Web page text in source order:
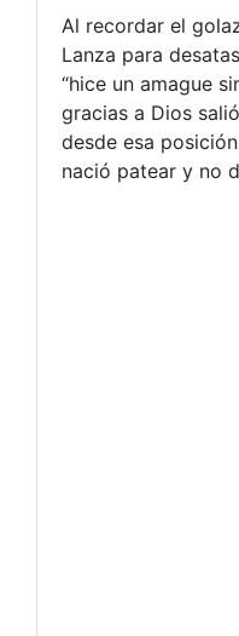
Al recordar el
Lanza para
“hice un amague
gracias a Dios
desde esa
nació patear y no